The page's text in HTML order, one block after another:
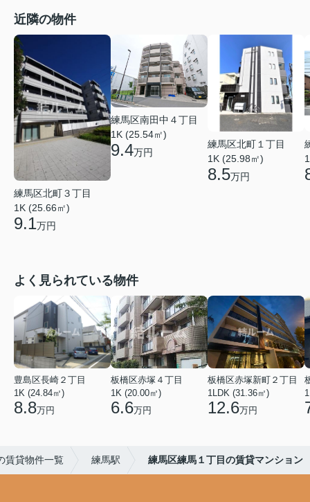
近隣の物件
練馬区北町３丁目
1K (25.66㎡)
9.1万円
練馬区南田中４丁目
1K (25.54㎡)
9.4万円
練馬区北町１丁目
1K (25.98㎡)
8.5万円
よく見られている物件
豊島区長崎２丁目
1K (24.84㎡)
8.8万円
板橋区赤塚４丁目
1K (20.00㎡)
6.6万円
板橋区赤塚新町２丁目
1LDK (31.36㎡)
12.6万円
賃貸物件一覧 練馬駅 練馬区練馬１丁目の賃貸マンション